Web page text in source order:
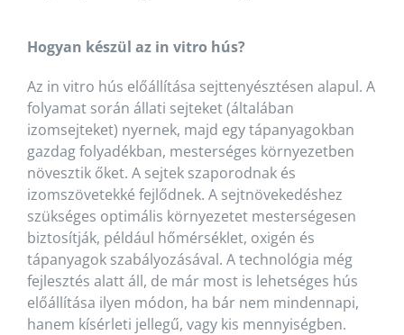
Hogyan készül az in vitro hús?
Az in vitro hús előállítása sejttenyésztésen alapul. A
folyamat során állati sejteket (általában
izomsejteket) nyernek, majd egy tápanyagokban
gazdag folyadékban, mesterséges környezetben
növesztik őket. A sejtek szaporodnak és
izomszövetekké fejlődnek. A sejtnövekedéshez
szükséges optimális környezetet mesterségesen
biztosítják, például hőmérséklet, oxigén és
tápanyagok szabályozásával. A technológia még
fejlesztés alatt áll, de már most is lehetséges hús
előállítása ilyen módon, ha bár nem mindennapi,
hanem kísérleti jellegű, vagy kis mennyiségben.